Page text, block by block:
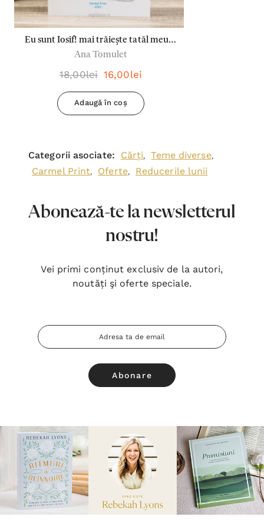
Eu sunt Iosif! mai trăiește tatăl meu? -
Ana Tomulet
Ana Tomulet
18,00lei 16,00lei
Adaugă în coș
Categorii asociate: Cărți, Teme diverse,
Carmel Print, Oferte, Reducerile lunii
Abonează-te la newsletterul
nostru!
Vei primi conținut exclusiv de la autori,
noutăți şi oferte speciale.
Adresa
Email